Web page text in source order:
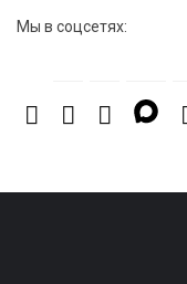
Мы в соцсетях: